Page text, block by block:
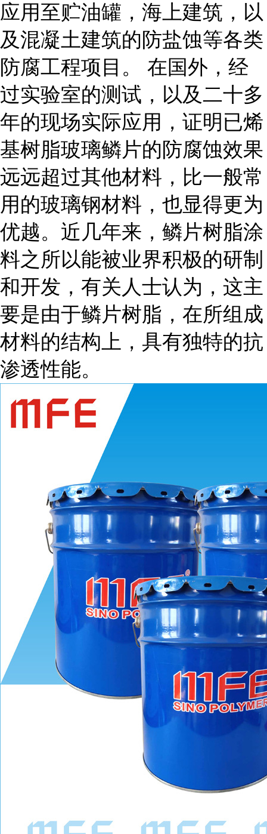
应用至贮油罐，海上建筑，以
及混凝土建筑的防盐蚀等各类
防腐工程项目。 在国外，经
过实验室的测试，以及二十多
年的现场实际应用，证明已烯
基树脂玻璃鳞片的防腐蚀效果
远远超过其他材料，比一般常
用的玻璃钢材料，也显得更为
优越。近几年来，鳞片树脂涂
料之所以能被业界积极的研制
和开发，有关人士认为，这主
要是由于鳞片树脂，在所组成
材料的结构上，具有独特的抗
渗透性能。